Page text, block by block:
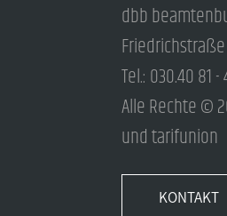
dbb
Friedrichstraße
Tel.: 030.40 81
Alle Rechte ©
und tarifunion
KONTAKT